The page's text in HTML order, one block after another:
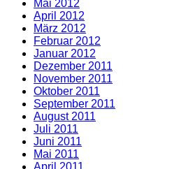
Mai 2012
April 2012
März 2012
Februar 2012
Januar 2012
Dezember 2011
November 2011
Oktober 2011
September 2011
August 2011
Juli 2011
Juni 2011
Mai 2011
April 2011